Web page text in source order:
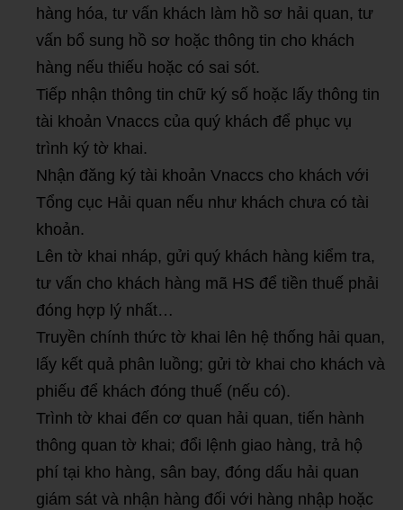
hàng hóa, tư vấn khách làm hồ sơ hải quan, tư
vấn bổ sung hồ sơ hoặc thông tin cho khách
hàng nếu thiếu hoặc có sai sót.
Tiếp nhận thông tin chữ ký số hoặc lấy thông tin
tài khoản Vnaccs của quý khách để phục vụ
trình ký tờ khai.
Nhận đăng ký tài khoản Vnaccs cho khách với
Tổng cục Hải quan nếu như khách chưa có tài
khoản.
Lên tờ khai nháp, gửi quý khách hàng kiểm tra,
tư vấn cho khách hàng mã HS để tiền thuế phải
đóng hợp lý nhất…
Truyền chính thức tờ khai lên hệ thống hải quan,
lấy kết quả phân luồng; gửi tờ khai cho khách và
phiếu để khách đóng thuế (nếu có).
Trình tờ khai đến cơ quan hải quan, tiến hành
thông quan tờ khai; đổi lệnh giao hàng, trả hộ
phí tại kho hàng, sân bay, đóng dấu hải quan
giám sát và nhận hàng đối với hàng nhập hoặc